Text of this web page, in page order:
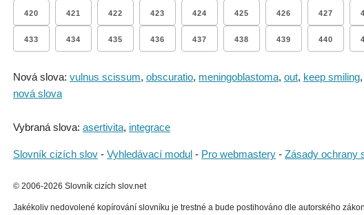
420 421 422 423 424 425 426 427
433 434 435 436 437 438 439 440
Nová slova: vulnus scissum, obscuratio, meningoblastoma, out, keep smiling
nová slova
Vybraná slova: asertivita, integrace
Slovník cizích slov - Vyhledávací modul - Pro webmastery - Zásady ochrany
© 2006-2026 Slovník cizích slov.net
Jakékoliv nedovolené kopírování slovníku je trestné a bude postihováno dle autorského